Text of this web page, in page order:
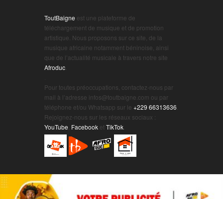
ToutBaigne est une plateforme de
téléchargement de musique et de promotion
artistique. Nous proposons sur ce site, de la
musique africaine notamment béninoise, ainsi
que de l’actualité musicale à travers notre site
Afroduc
Pour toutes préoccupations, contactez-nous par
mail à l’adresse infos@toutbaigne.com ou par
téléphone et/ou Whatsapp sur le +229 66313636
Rejoignez-nous sur les réseaux sociaux :
YouTube Facebook etTikTok